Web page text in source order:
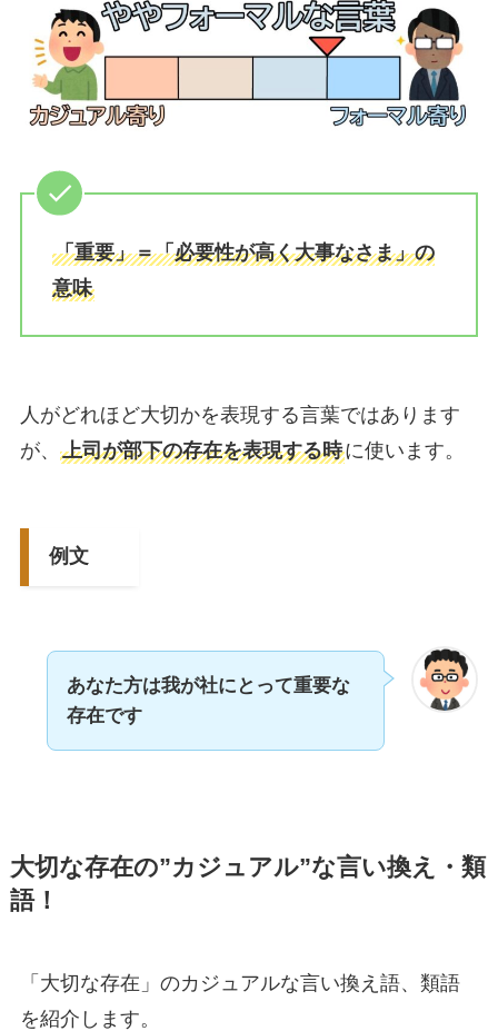
「重要」＝「必要性が高く大事なさま」の
意味
人がどれほど大切かを表現する言葉ではあります
が、 上司が部下の存在を表現する時に使います。
例文
あなた方は我が社にとって重要な
存在です
大切な存在の”カジュアル”な言い換え・類
語！
「大切な存在」のカジュアルな言い換え語、類語
を紹介します。